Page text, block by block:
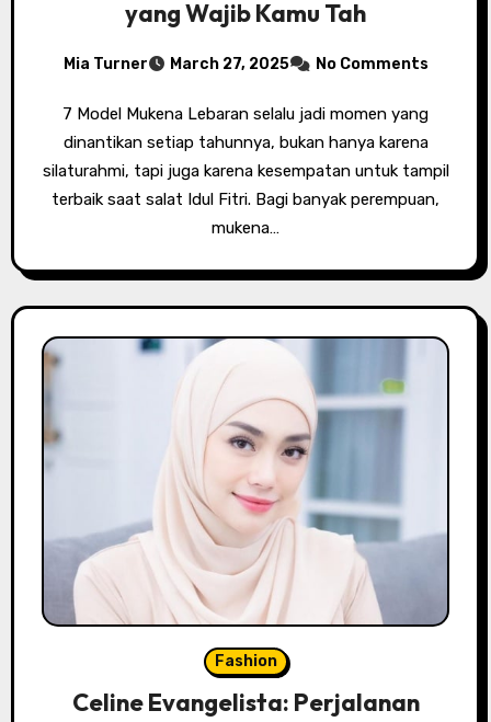
yang Wajib Kamu Tah
Mia Turner March 27, 2025 No Comments
7 Model Mukena Lebaran selalu jadi momen yang
dinantikan setiap tahunnya, bukan hanya karena
silaturahmi, tapi juga karena kesempatan untuk tampil
terbaik saat salat Idul Fitri. Bagi banyak perempuan,
mukena…
Fashion
Celine Evangelista: Perjalanan